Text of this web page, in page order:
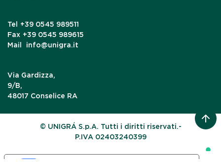
Tel
+39 0545 989511
Fax +39 0545 989615
Mail
info@unigra.it
Via Gardizza,
9/B,
48017 Conselice RA
© UNIGRÁ S.p.A. Tutti i diritti riservati.-
P.IVA 02403240399